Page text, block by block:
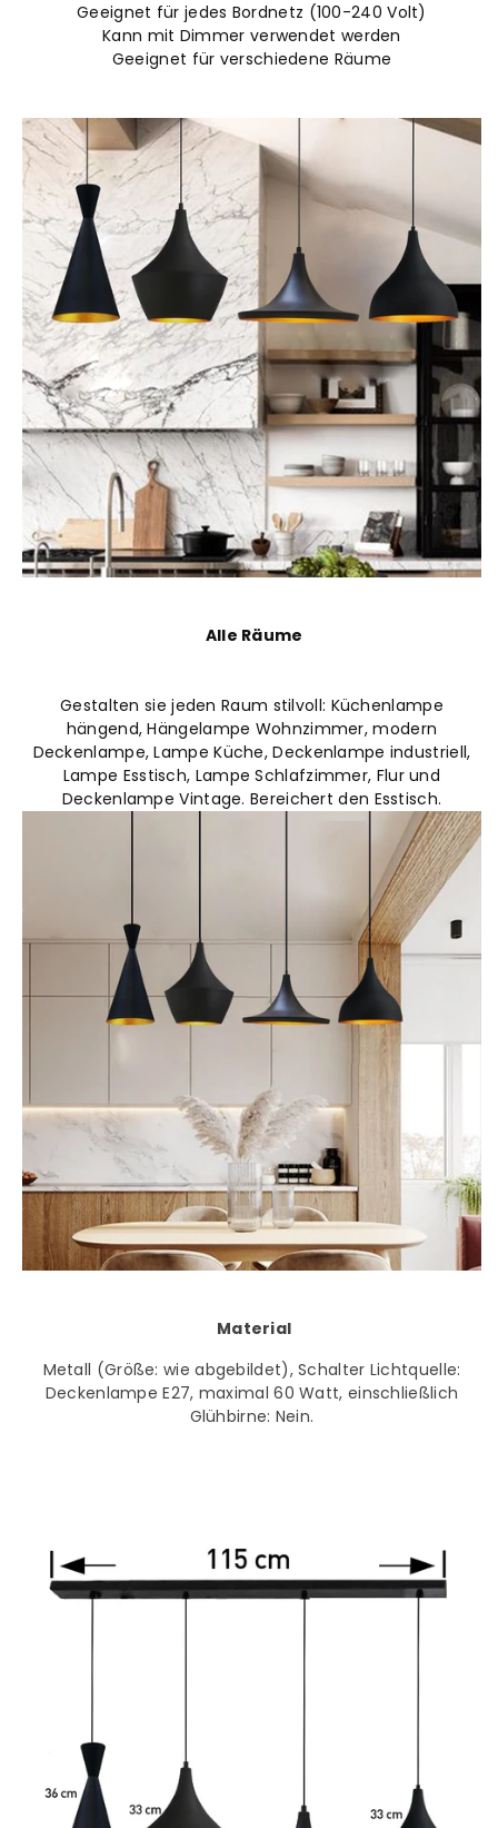
Geeignet für jedes Bordnetz (100-240 Volt)
Kann mit Dimmer verwendet werden
Geeignet für verschiedene Räume
Alle Räume
Gestalten sie jeden Raum stilvoll: Küchenlampe
hängend, Hängelampe Wohnzimmer, modern
Deckenlampe, Lampe Küche, Deckenlampe industriell,
Lampe Esstisch, Lampe Schlafzimmer, Flur und
Deckenlampe Vintage. Bereichert den Esstisch.
Material
Metall (Größe: wie abgebildet), Schalter Lichtquelle:
Deckenlampe E27, maximal 60 Watt, einschließlich
Glühbirne: Nein.